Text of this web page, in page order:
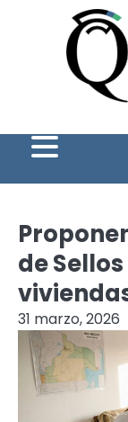
de
31 marzo, 2026